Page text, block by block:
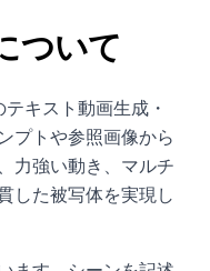
ついて
キスト動画生成・
プトや参照画像から
力強い動き、マルチ
した被写体を実現し